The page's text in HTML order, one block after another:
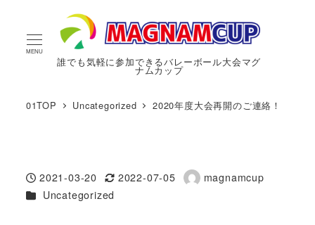
MENU
誰でも気軽に参加できるバレーボール大会マグ
ナムカップ
01TOP Uncategorized 2020年度大会再開のご連絡！
投稿日
2021-03-20
更新日
2022-07-05
著
magnamcup
カテゴリー
Uncategorized